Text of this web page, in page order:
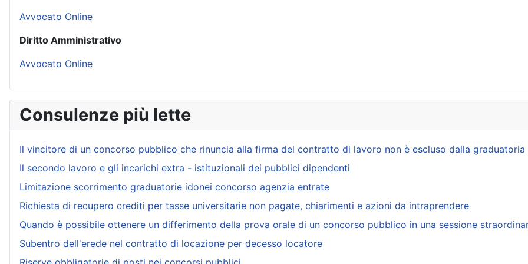
Avvocato Online
Diritto Amministrativo
Avvocato Online
Consulenze più lette
Il vincitore di un concorso pubblico che rinuncia alla firma del contratto di lavoro non è escluso dalla graduatoria
Il secondo lavoro e gli incarichi extra - istituzionali dei pubblici dipendenti
Limitazione scorrimento graduatorie idonei concorso agenzia entrate
Richiesta di recupero crediti per tasse universitarie non pagate, chiarimenti e azioni da intraprendere
Quando è possibile ottenere un differimento della prova orale di un concorso pubblico in una sessione
Subentro dell'erede nel contratto di locazione per decesso locatore